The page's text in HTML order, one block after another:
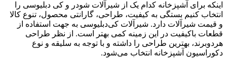
اینکه برای آشپزخانه کدام یک از شیرآلات شودر و کی دبلیوسی را
انتخاب کنیم بستگی به کیفیت، طراحی، گارانتی محصول، تنوع کالا
و قیمت شیرآلات دارد. شیرآلات کی‌دبلیوسی به جهت استفاده از
قطعات باکیفیت در این زمینه کمی بهتر است. از نظر طراحی
هردوبرند، بهترین طراحی را داشته و با توجه به سلیقه و نوع
دکوراسیون آشپزخانه انتخاب می‌شود.